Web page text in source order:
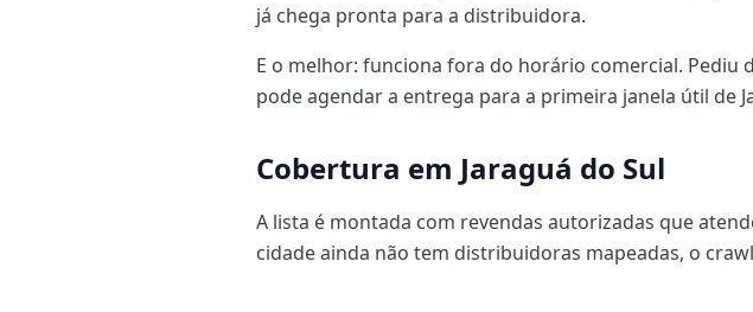
já chega pronta para a distribuidora.
E o melhor: funciona fora do horário comercial. Pediu
pode agendar a entrega para a primeira janela útil de
Cobertura em Jaraguá do Sul
A lista é montada com revendas autorizadas que
cidade ainda não tem distribuidoras mapeadas, o